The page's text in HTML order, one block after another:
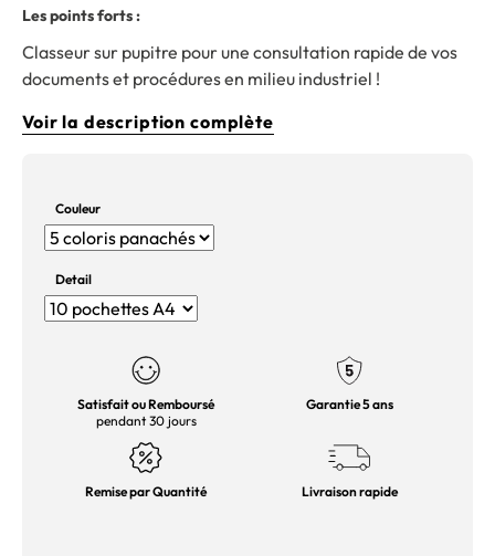
Les points forts :
Classeur sur pupitre pour une consultation rapide de vos
documents et procédures en milieu industriel !
Voir la description complète
Couleur
Detail
Satisfait ou Remboursé
pendant 30 jours
Garantie 5 ans
Remise par Quantité Livraison rapide